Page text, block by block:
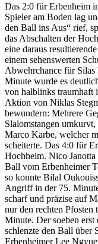
Das 2:0 für Erbenheim
Spieler am Boden lag
den Ball ins Aus“ rief,
das Abschalten der
eine daraus
einem sehenswerten
Abwehrchance für
Minute wurde es
von halblinks traumhaft
Aktion von Niklas
bewundern: Mehrere
Slalomstangen umkurvt,
Marco Karbe, welcher
scheiterte. Das 4:0 für
Hochheim. Nico
Ball vom Erbenheimer
so konnte Bilal
Angriff in der 75.
scharf und präzise auf
nur den rechten
Minute. Der soeben
schlenzte den Ball über
Erbenheimer Lee